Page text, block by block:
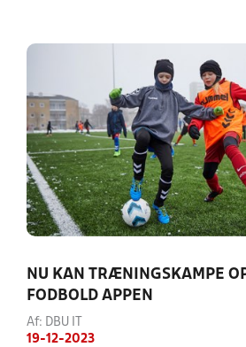
NU KAN TRÆNINGSKAMPE
FODBOLD APPEN
Af: DBU IT
19-12-2023